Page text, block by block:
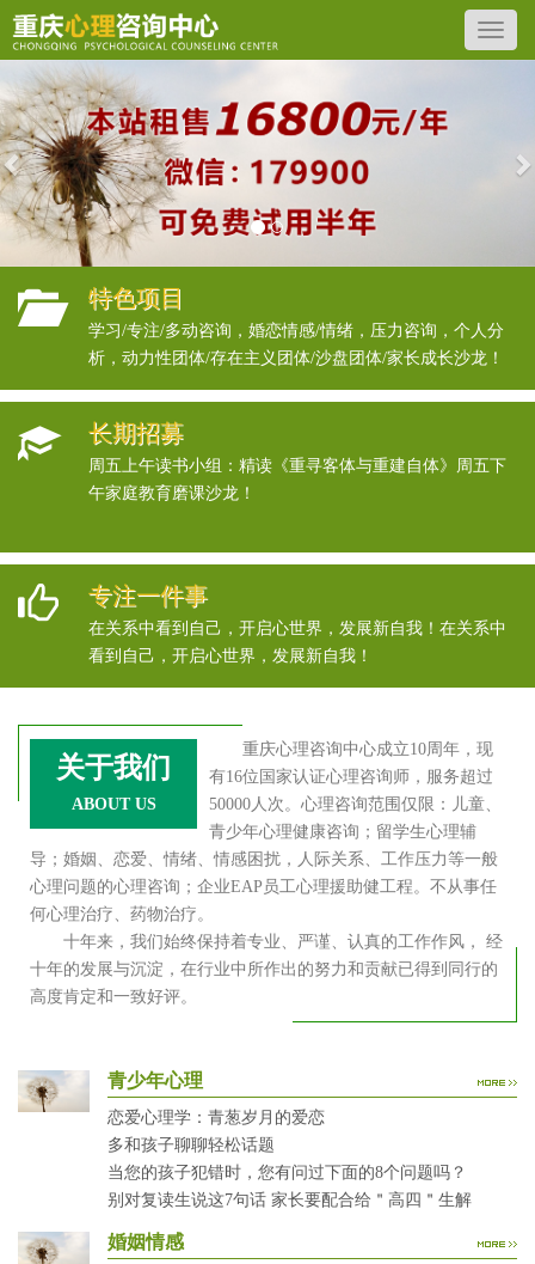
Previous
特色项目
学习/专注/多动咨询，婚恋情感/情绪，压力咨询，个人分
析，动力性团体/存在主义团体/沙盘团体/家长成长沙龙！
长期招募
周五上午读书小组：精读《重寻客体与重建自体》周五下
午家庭教育磨课沙龙！
专注一件事
在关系中看到自己，开启心世界，发展新自我！在关系中
看到自己，开启心世界，发展新自我！
关于我们
ABOUT US
重庆心理咨询中心成立10周年，现
有16位国家认证心理咨询师，服务超过
50000人次。心理咨询范围仅限：儿童、
青少年心理健康咨询；留学生心理辅
导；婚姻、恋爱、情绪、情感困扰，人际关系、工作压力等一般
心理问题的心理咨询；企业EAP员工心理援助健工程。不从事任
何心理治疗、药物治疗。
十年来，我们始终保持着专业、严谨、认真的工作作风， 经
十年的发展与沉淀，在行业中所作出的努力和贡献已得到同行的
高度肯定和一致好评。
青少年心理
恋爱心理学：青葱岁月的爱恋
多和孩子聊聊轻松话题
当您的孩子犯错时，您有问过下面的8个问题吗？
别对复读生说这7句话 家长要配合给＂高四＂生解
婚姻情感